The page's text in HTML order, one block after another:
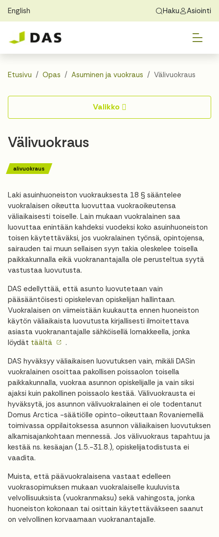
Skip to main content Skip to main navigation
English
Exchange Students
Tietoa DASista
Haku Asiointi
Löydä koti
Asuminen
Etusivu Opas Asuminen ja vuokraus Välivuokraus
Valikko
Välivuokraus
alivuokraus
Laki asuinhuoneiston vuokrauksesta 18 § sääntelee
vuokralaisen oikeutta luovuttaa vuokraoikeutensa
väliaikaisesti toiselle. Lain mukaan vuokralainen saa
luovuttaa enintään kahdeksi vuodeksi koko asuinhuoneiston
toisen käytettäväksi, jos vuokralainen työnsä, opintojensa,
sairauden tai muun sellaisen syyn takia oleskelee toisella
paikkakunnalla eikä vuokranantajalla ole perusteltua syytä
vastustaa luovutusta.
DAS edellyttää, että asunto luovutetaan vain
pääsääntöisesti opiskelevan opiskelijan hallintaan.
Vuokralaisen on viimeistään kuukautta ennen huoneiston
käytön väliaikaista luovutusta kirjallisesti ilmoitettava
asiasta vuokranantajalle sähköisellä lomakkeella, jonka
löydät täältä
.
DAS hyväksyy väliaikaisen luovutuksen vain, mikäli DASin
vuokralainen osoittaa pakollisen poissaolon toisella
paikkakunnalla, vuokraa asunnon opiskelijalle ja vain siksi
ajaksi kuin pakollinen poissaolo kestää. Välivuokrausta ei
hyväksytä, jos asunnon välivuokralainen ei ole todentanut
Domus Arctica -säätiölle opinto-oikeuttaan Rovaniemellä
toimivassa oppilaitoksessa asunnon väliaikaisen luovutuksen
alkamisajankohtaan mennessä. Jos välivuokraus tapahtuu ja
kestää ns. kesäajan (1.5.-31.8.), opiskelijatodistusta ei
vaadita.
Muista, että päävuokralaisena vastaat edelleen
vuokrasopimuksen mukaan vuokralaiselle kuuluvista
velvollisuuksista (vuokranmaksu) sekä vahingosta, jonka
huoneiston kokonaan tai osittain käytettäväkseen saanut
on velvollinen korvaamaan vuokranantajalle.